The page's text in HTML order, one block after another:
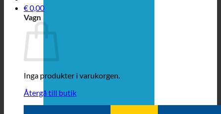
€0,00
Vagn
Inga produkter i varukorgen.
Återgå till butik